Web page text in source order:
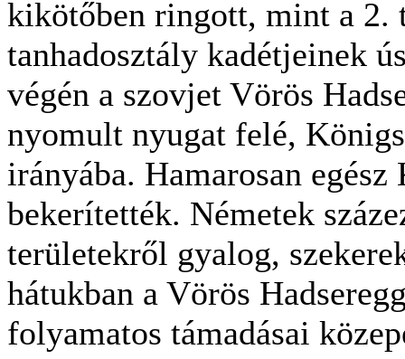
kikötőben ringott, mint a 2.
tanhadosztály kadétjeinek
végén a szovjet Vörös
nyomult nyugat felé,
irányába. Hamarosan
bekerítették. Németek
területekről gyalog,
hátukban a Vörös
folyamatos támadásai